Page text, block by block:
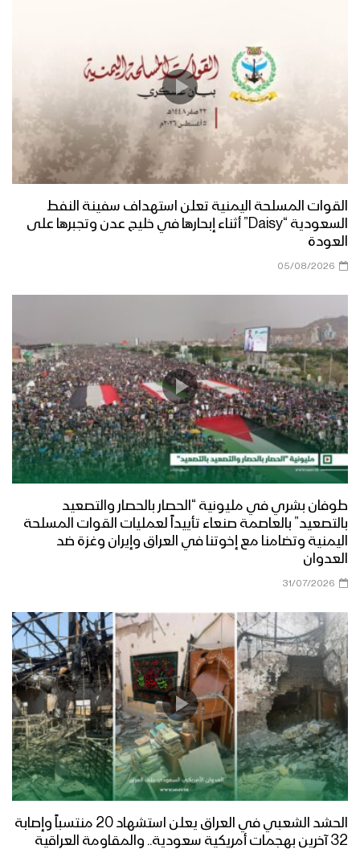
القوات المسلحة اليمنية تعلن استهداف سفينة النفط
السعودية “Daisy” أثناء إبحارها في خليج عدن وتجبرها على
العودة
05/08/2026
طوفان بشري في مليونية “الحصار بالحصار والتصعيد
بالتصعيد” بالعاصمة صنعاء تأييداً لعمليات القوات المسلحة
اليمنية وتضامنا مع إخوتنا في العراق وإيران وغزة ضد
العدوان
31/07/2026
الحشد الشعبي في العراق يعلن استشهاد 20 منتسباً وإصابة
32 آخرين بهجمات أمريكية سعودية.. والمقاومة العراقية